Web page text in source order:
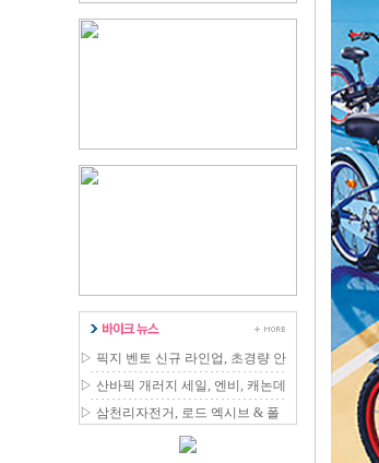
▷ 픽지 벤토 신규 라인업, 초경량 안
장 국내 출시
▷ 산바픽 개러지 세일, 엔비, 캐논데
일 등 최대 80% 할인
▷ 삼천리자전거, 로드 엑시브 & 폴